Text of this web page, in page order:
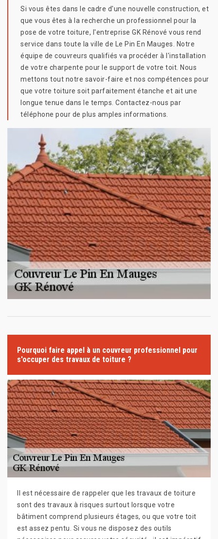
Si vous êtes dans le cadre d'une nouvelle construction, et
que vous êtes à la recherche un professionnel pour la
pose de votre toiture, l'entreprise GK Rénové vous rend
service dans toute la ville de Le Pin En Mauges. Notre
équipe de couvreurs qualifiés va procéder à l'installation
de votre charpente pour le support de votre toit. Nous
mettons tout notre savoir-faire et nos compétences pour
que votre toiture soit parfaitement étanche et ait une
longue tenue dans le temps. Contactez-nous par
téléphone pour de plus amples informations.
Pourquoi faire appel à un couvreur professionnel pour
s'occuper des travaux de toiture ?
Il est nécessaire de rappeler que les travaux de toiture
sont des travaux à risques surtout lorsque votre
bâtiment comprend plusieurs étages, ou que votre toit
est assez pentu. Si vous ne disposez des outils